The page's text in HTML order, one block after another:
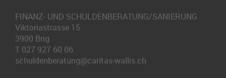
FINANZ- UND SCHULDENBERATUNG/SANIERUNG
Viktoriastrasse 15
3900 Brig
T 027 927 60 06
schuldenberatung@caritas-wallis.ch